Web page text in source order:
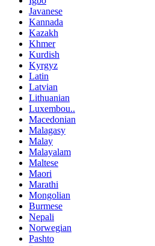
Javanese
Kannada
Kazakh
Khmer
Kurdish
Kyrgyz
Latin
Latvian
Lithuanian
Luxembou..
Macedonian
Malagasy
Malay
Malayalam
Maltese
Maori
Marathi
Mongolian
Burmese
Nepali
Norwegian
Pashto